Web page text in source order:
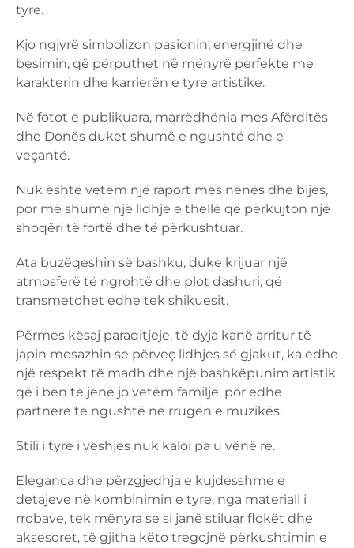
tyre.
Kjo ngjyrë simbolizon pasionin, energjinë dhe
besimin, që përputhet në mënyrë perfekte me
karakterin dhe karrierën e tyre artistike.
Në fotot e publikuara, marrëdhënia mes Afërditës
dhe Donës duket shumë e ngushtë dhe e
veçantë.
Nuk është vetëm një raport mes nënës dhe bijës,
por më shumë një lidhje e thellë që përkujton një
shoqëri të fortë dhe të përkushtuar.
Ata buzëqeshin së bashku, duke krijuar një
atmosferë të ngrohtë dhe plot dashuri, që
transmetohet edhe tek shikuesit.
Përmes kësaj paraqitjeje, të dyja kanë arritur të
japin mesazhin se përveç lidhjes së gjakut, ka edhe
një respekt të madh dhe një bashkëpunim artistik
që i bën të jenë jo vetëm familje, por edhe
partnerë të ngushtë në rrugën e muzikës.
Stili i tyre i veshjes nuk kaloi pa u vënë re.
Eleganca dhe përzgjedhja e kujdesshme e
detajeve në kombinimin e tyre, nga materiali i
rrobave, tek mënyra se si janë stiluar flokët dhe
aksesoret, të gjitha këto tregojnë përkushtimin e